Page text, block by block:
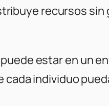
recursos sin
estar en un
individuo